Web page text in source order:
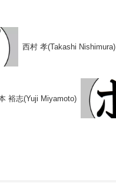
西村 孝(Takashi Nishimura)
裕志(Yuji Miyamoto)